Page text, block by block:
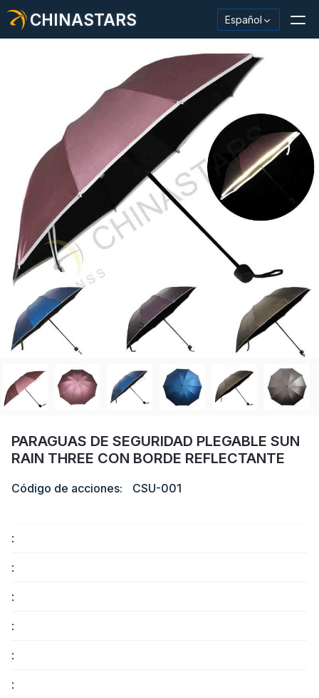
CHINASTARS Español
Material/cinta reflectante
Tela reflectante de moda.
Ropa de seguridad
Material que brilla en la oscuridad.
Revestimiento de lavado industrial
Acerca de CHINASTARS
Nuevo producto
Certificado
Vídeo
PARAGUAS DE SEGURIDAD PLEGABLE SUN
RAIN THREE CON BORDE REFLECTANTE
Código de acciones: CSU-001
:
:
:
:
:
: